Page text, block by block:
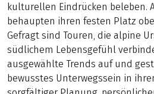
kulturellen Eindrücken beleben.
behaupten ihren festen Platz
Gefragt sind Touren, die alpine
südlichem Lebensgefühl
ausgewählte Trends auf und
bewusstes Unterwegssein in